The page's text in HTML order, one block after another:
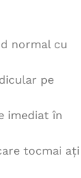
normal cu
pe
imediat în
tocmai ați